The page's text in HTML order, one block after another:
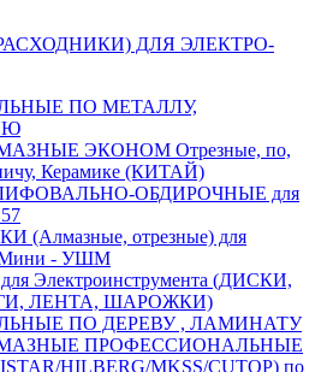
ДЛЯ ЭЛЕКТРО-
ПО МЕТАЛЛУ,
ЭКОНОМ Отрезные, по,
Керамике (КИТАЙ)
ОБДИРОЧНЫЕ для
отрезные) для
- УШМ
Электроинструмента (ДИСКИ,
ЛЕНТА, ШАРОЖКИ)
ПО ДЕРЕВУ , ЛАМИНАТУ
ПРОФЕССИОНАЛЬНЫЕ
HILBERG/MKSS/CUTOP) по